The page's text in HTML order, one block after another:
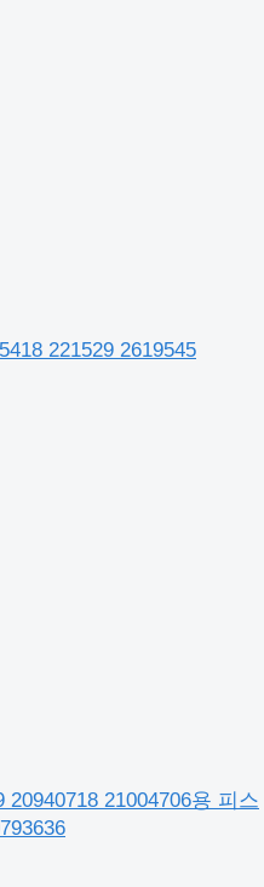
221529 2619545
20940718 21004706용 피스